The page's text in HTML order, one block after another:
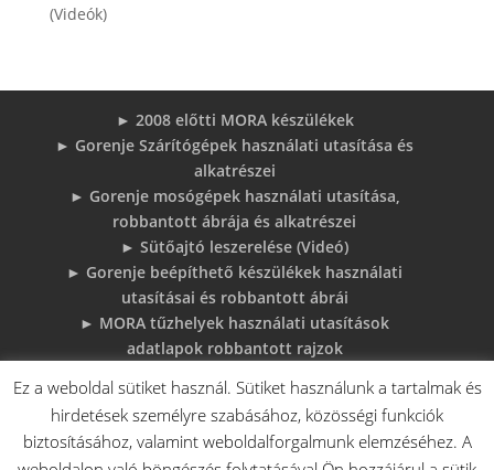
(Videók)
► 2008 előtti MORA készülékek
► Gorenje Szárítógépek használati utasítása és
alkatrészei
► Gorenje mosógépek használati utasítása,
robbantott ábrája és alkatrészei
► Sütőajtó leszerelése (Videó)
► Gorenje beépíthető készülékek használati
utasításai és robbantott ábrái
► MORA tűzhelyek használati utasítások
adatlapok robbantott rajzok
megoldások
► 6 gyakori sütő hiba, és megoldások
♦Gorenje Háztartásigépek adattábláiról:
Ez a weboldal sütiket használ. Sütiket használunk a tartalmak és
hirdetések személyre szabásához, közösségi funkciók
biztosításához, valamint weboldalforgalmunk elemzéséhez. A